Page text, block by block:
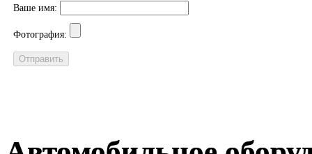
Ваше имя:
Фотография: